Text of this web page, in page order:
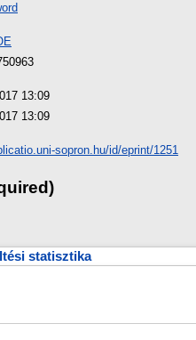
13:09
13:09
sopron.hu/id/eprint/1251
statisztika